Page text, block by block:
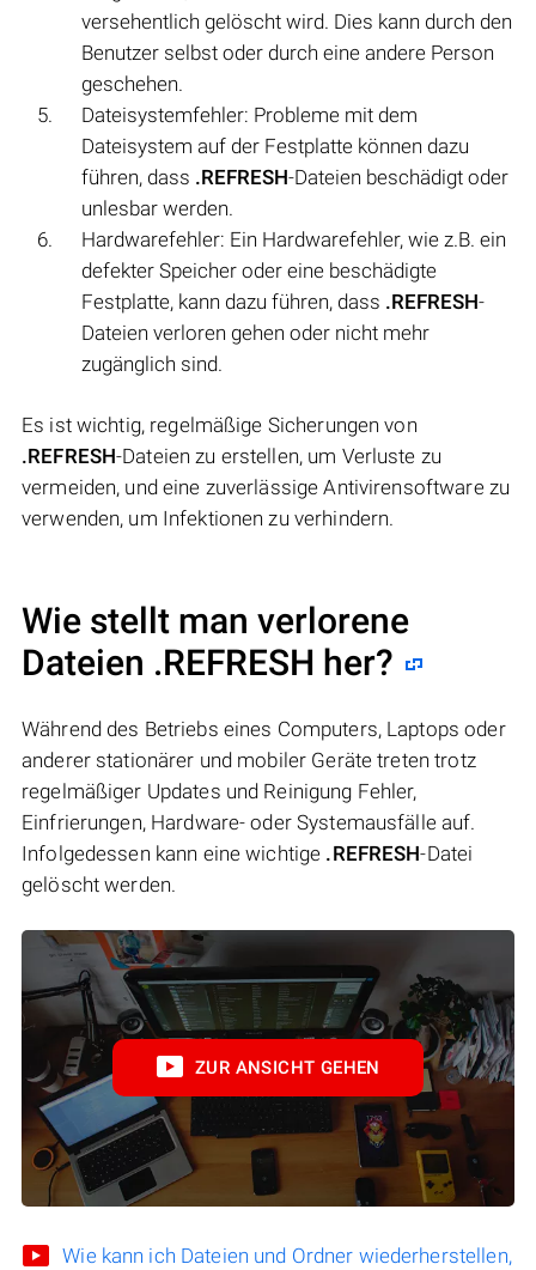
versehentlich gelöscht wird. Dies kann durch den
Benutzer selbst oder durch eine andere Person
geschehen.
Dateisystemfehler: Probleme mit dem
Dateisystem auf der Festplatte können dazu
führen, dass .REFRESH-Dateien beschädigt oder
unlesbar werden.
Hardwarefehler: Ein Hardwarefehler, wie z.B. ein
defekter Speicher oder eine beschädigte
Festplatte, kann dazu führen, dass .REFRESH-
Dateien verloren gehen oder nicht mehr
zugänglich sind.
Es ist wichtig, regelmäßige Sicherungen von
.REFRESH-Dateien zu erstellen, um Verluste zu
vermeiden, und eine zuverlässige Antivirensoftware zu
verwenden, um Infektionen zu verhindern.
Wie stellt man verlorene
Dateien .REFRESH her?
Während des Betriebs eines Computers, Laptops oder
anderer stationärer und mobiler Geräte treten trotz
regelmäßiger Updates und Reinigung Fehler,
Einfrierungen, Hardware- oder Systemausfälle auf.
Infolgedessen kann eine wichtige .REFRESH-Datei
gelöscht werden.
ZUR ANSICHT GEHEN
Wie kann ich Dateien und Ordner wiederherstellen,